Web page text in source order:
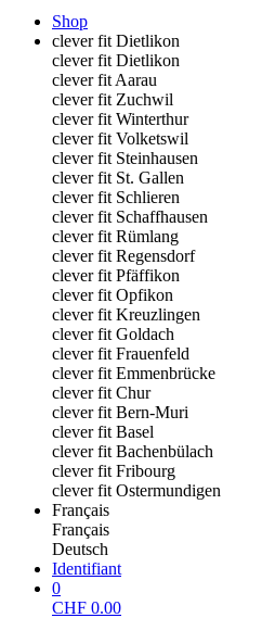
Shop
clever fit Dietlikon
clever fit Dietlikon
clever fit Aarau
clever fit Zuchwil
clever fit Winterthur
clever fit Volketswil
clever fit Steinhausen
clever fit St. Gallen
clever fit Schlieren
clever fit Schaffhausen
clever fit Rümlang
clever fit Regensdorf
clever fit Pfäffikon
clever fit Opfikon
clever fit Kreuzlingen
clever fit Goldach
clever fit Frauenfeld
clever fit Emmenbrücke
clever fit Chur
clever fit Bern-Muri
clever fit Basel
clever fit Bachenbülach
clever fit Fribourg
clever fit Ostermundigen
Français
Français
Deutsch
Identifiant
0
CHF 0.00